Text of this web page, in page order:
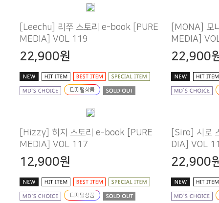
MEDIA] VOL 119
22,900원
MEDIA]
22,900
MEDIA] VOL 117
12,900원
DIA] VOL
22,900